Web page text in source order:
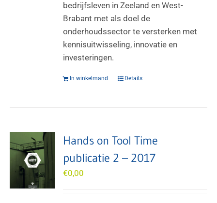
bedrijfsleven in Zeeland en West-
Brabant met als doel de
onderhoudssector te versterken met
kennisuitwisseling, innovatie en
investeringen.
In winkelmand Details
Hands on Tool Time
publicatie 2 – 2017
€0,00